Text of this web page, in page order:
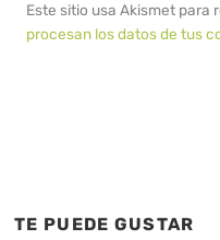
Este sitio usa Akismet para
procesan los datos de tus
TE PUEDE GUSTAR